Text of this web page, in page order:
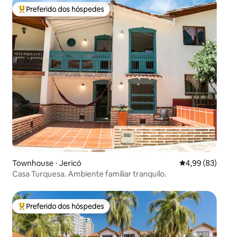
Entre os melhores preferidos dos hóspedes
Preferido dos hóspedes
Townhouse ⋅ Jericó 4,99 de uma
4,99 (83)
Casa Turquesa. Ambiente familiar tranquilo.
Entre os melhores preferidos dos hóspedes
Preferido dos hóspedes